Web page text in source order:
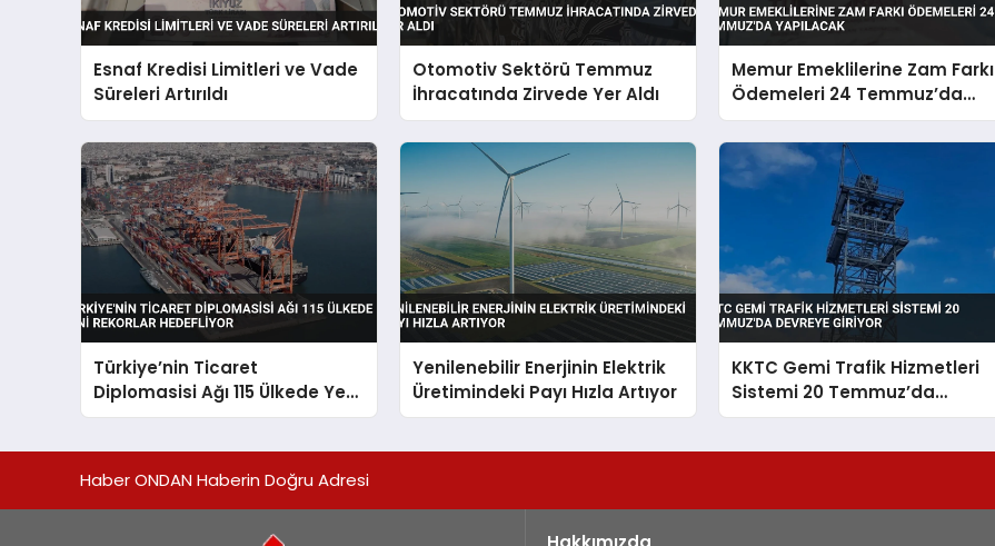
Esnaf Kredisi Limitleri ve Vade
Süreleri Artırıldı
Otomotiv Sektörü Temmuz
İhracatında Zirvede Yer Aldı
Memur Emeklilerine Zam Farkı
Ödemeleri 24 Temmuz’da
Yapılacak
Türkiye’nin Ticaret
Diplomasisi Ağı 115 Ülkede Yeni
Rekorlar Hedefliyor
Yenilenebilir Enerjinin Elektrik
Üretimindeki Payı Hızla Artıyor
KKTC Gemi Trafik Hizmetleri
Sistemi 20 Temmuz’da
Devreye Giriyor
Haber ONDAN Haberin Doğru Adresi